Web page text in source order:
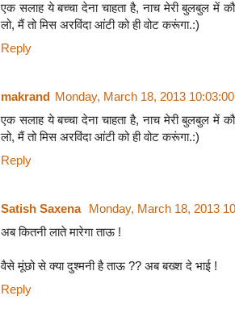
एक सलाह ये बच्चा देना चाहता है, नाच मेरी बुलबुल में
लो, मैं तो मिस अरविंदा आंटी को ही वोट करूंगा.:)
Reply
makrand Monday, March 18, 2013
एक सलाह ये बच्चा देना चाहता है, नाच मेरी बुलबुल में
लो, मैं तो मिस अरविंदा आंटी को ही वोट करूंगा.:)
Reply
Satish Saxena
Monday, March 18, 2013
अब कितनी लाते मारेगा ताऊ !
वैसे मूंछो से क्या दुश्मनी है ताऊ ?? अब बख्श दे भाई !
Reply